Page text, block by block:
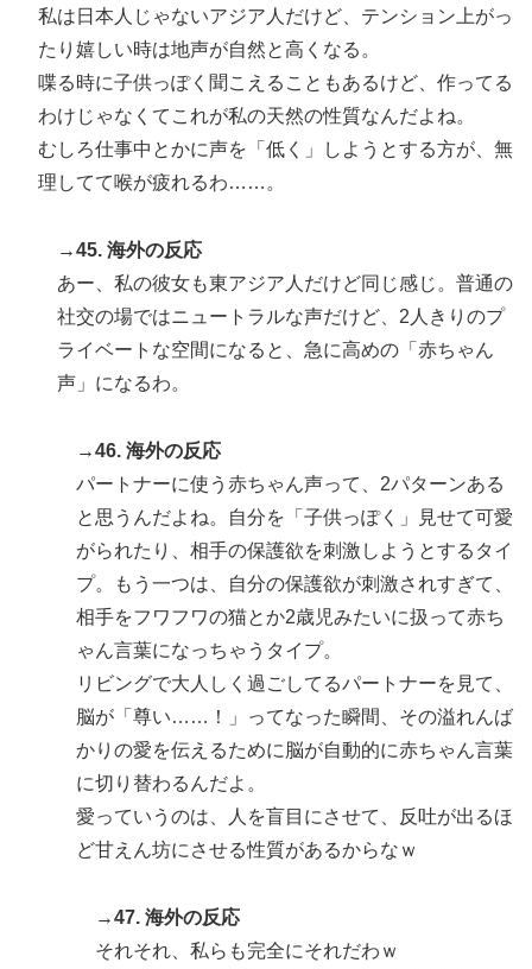
私は日本人じゃないアジア人だけど、テンション上がっ
たり嬉しい時は地声が自然と高くなる。
喋る時に子供っぽく聞こえることもあるけど、作ってる
わけじゃなくてこれが私の天然の性質なんだよね。
むしろ仕事中とかに声を「低く」しようとする方が、無
理してて喉が疲れるわ……。
→45. 海外の反応
あー、私の彼女も東アジア人だけど同じ感じ。普通の
社交の場ではニュートラルな声だけど、2人きりのプ
ライベートな空間になると、急に高めの「赤ちゃん
声」になるわ。
→46. 海外の反応
パートナーに使う赤ちゃん声って、2パターンある
と思うんだよね。自分を「子供っぽく」見せて可愛
がられたり、相手の保護欲を刺激しようとするタイ
プ。もう一つは、自分の保護欲が刺激されすぎて、
相手をフワフワの猫とか2歳児みたいに扱って赤ち
ゃん言葉になっちゃうタイプ。
リビングで大人しく過ごしてるパートナーを見て、
脳が「尊い……！」ってなった瞬間、その溢れんば
かりの愛を伝えるために脳が自動的に赤ちゃん言葉
に切り替わるんだよ。
愛っていうのは、人を盲目にさせて、反吐が出るほ
ど甘えん坊にさせる性質があるからなｗ
→47. 海外の反応
それそれ、私らも完全にそれだわｗ